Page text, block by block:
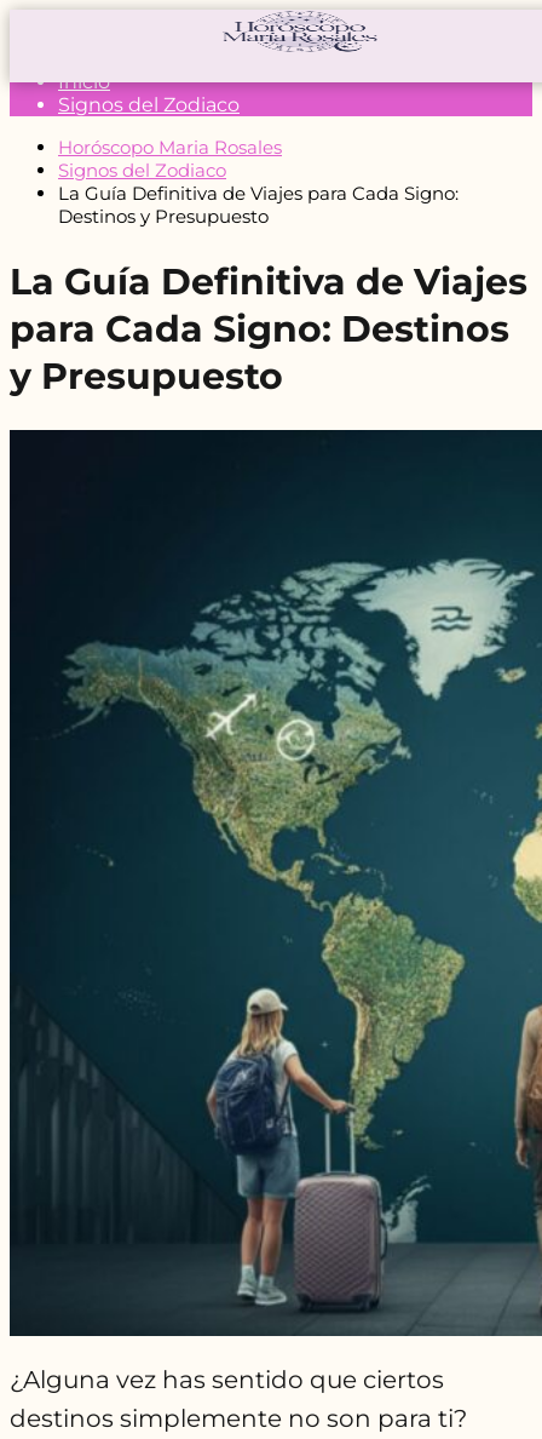
Inicio
Signos del Zodiaco
Horóscopo Maria Rosales
Signos del Zodiaco
La Guía Definitiva de Viajes para Cada Signo:
Destinos y Presupuesto
La Guía Definitiva de Viajes
para Cada Signo: Destinos
y Presupuesto
¿Alguna vez has sentido que ciertos
destinos simplemente no son para ti?